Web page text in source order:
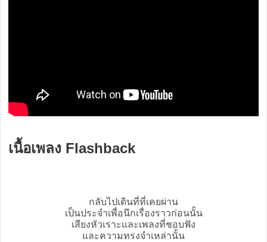
เนื้อเพลง Flashback
กลับไปเดินที่ที่เคยผ่าน
เป็นประจําเพื่อนึกเรื่องราวก่อนนั้น
เสียงหัวเราะและเพลงที่ชอบฟัง
และความทรงจําเหล่านั้น